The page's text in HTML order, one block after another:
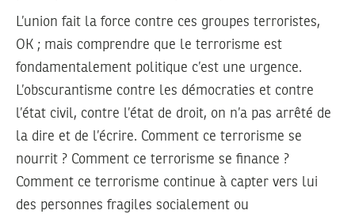
L’union fait la force contre ces groupes terroristes,
OK ; mais comprendre que le terrorisme est
fondamentalement politique c’est une urgence.
L’obscurantisme contre les démocraties et contre
l’état civil, contre l’état de droit, on n’a pas arrêté de
la dire et de l’écrire. Comment ce terrorisme se
nourrit ? Comment ce terrorisme se finance ?
Comment ce terrorisme continue à capter vers lui
des personnes fragiles socialement ou